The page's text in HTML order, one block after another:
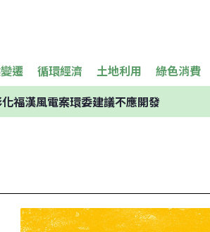
遷 循環經濟 土地利用 綠色消費
福漢風電案環委建議不應開發